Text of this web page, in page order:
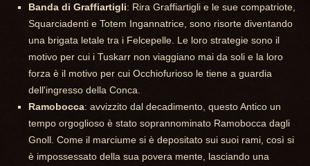
Banda di Graffiartigli: Rira Graffiartigli e le sue compatriote,
Squarciadenti e Totem Ingannatrice, sono risorte diventando
una brigata letale tra i Felcepelle. Le loro strategie sono il
motivo per cui i Tuskarr non viaggiano mai da soli e la loro
forza è il motivo per cui Occhiofurioso le tiene a guardia
dell'ingresso della Conca.
Ramobocca: avvizzito dal decadimento, questo Antico un
tempo orgoglioso è stato soprannominato Ramobocca dagli
Gnoll. Come il marciume si è depositato sui suoi rami, così si
è impossessato della sua povera mente, lasciando una